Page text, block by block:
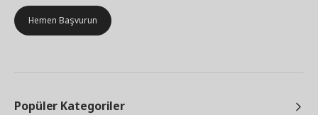
Hemen Başvurun
Popüler Kategoriler